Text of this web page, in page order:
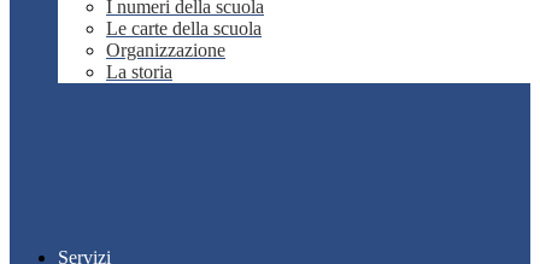
I numeri della scuola
Le carte della scuola
Organizzazione
La storia
Servizi